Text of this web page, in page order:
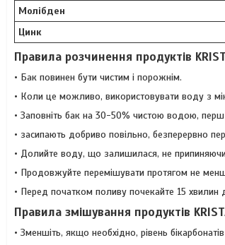
Молібден
Цинк
Правила розчинення продуктів
• Бак повинен бути чистим і порожнім.
• Коли це можливо, використовувати воду з
• Заповніть бак на 30-50% чистою водою,
• засипають добриво повільно, безперервно
• Долийте воду, що залишилася, не
• Продовжуйте перемішувати протягом не
• Перед початком поливу почекайте 15
Правила змішування продуктів
• Зменшіть, якщо необхідно, рівень